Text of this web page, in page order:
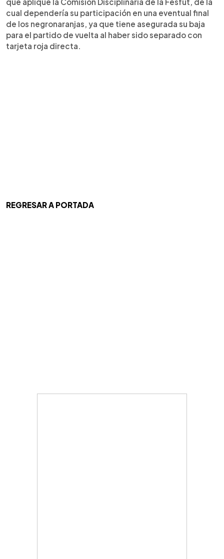
que aplique la Comisión Disciplinaria de la Fesfut, de la
cual dependería su participación en una eventual final
de los negronaranjas, ya que tiene asegurada su baja
para el partido de vuelta al haber sido separado con
tarjeta roja directa.
REGRESAR A PORTADA